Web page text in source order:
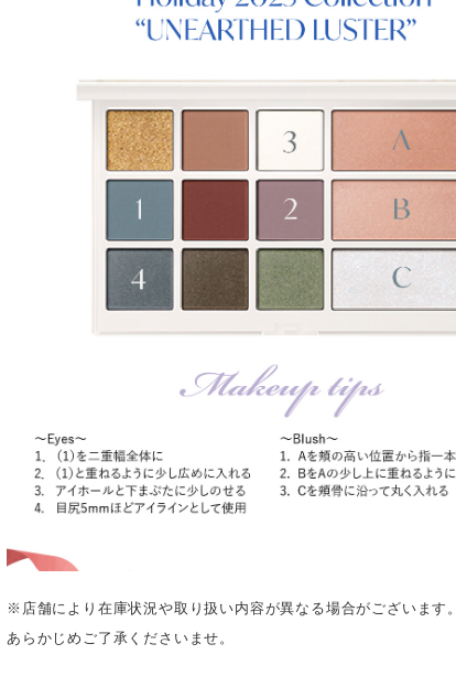
※店舗により在庫状況や取り扱い内容が異なる場合がございます。
あらかじめご了承くださいませ。